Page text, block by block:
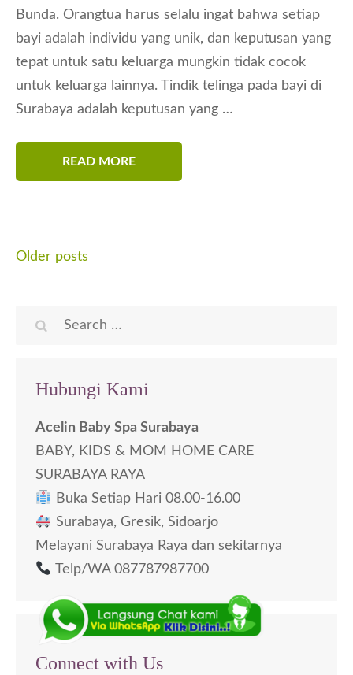
Bunda. Orangtua harus selalu ingat bahwa setiap
bayi adalah individu yang unik, dan keputusan yang
tepat untuk satu keluarga mungkin tidak cocok
untuk keluarga lainnya. Tindik telinga pada bayi di
Surabaya adalah keputusan yang …
READ MORE
Posts
Older posts
Search
Hubungi Kami
Acelin Baby Spa Surabaya
BABY, KIDS & MOM HOME CARE
SURABAYA RAYA
Buka Setiap Hari 08.00-16.00
Surabaya, Gresik, Sidoarjo
Melayani Surabaya Raya dan sekitarnya
Telp/WA 087787987700
Connect with Us